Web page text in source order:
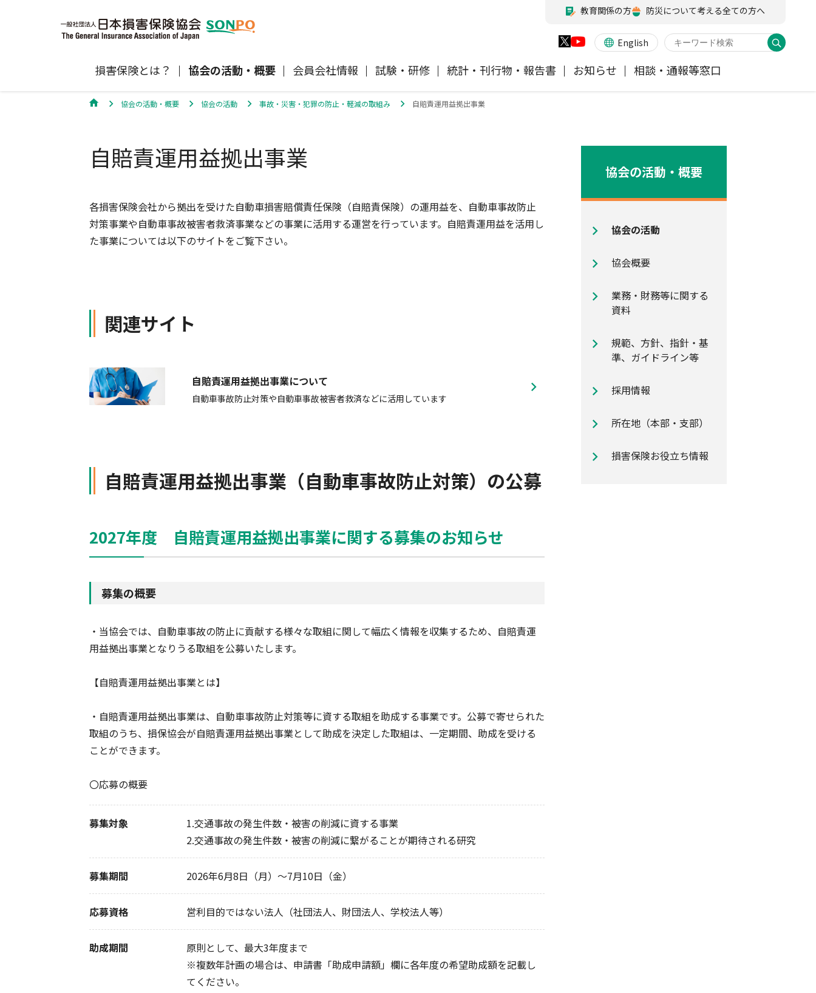
損害保険とは？ 協会の活動・概要 会員会社情報 試験・研修 統計・刊行物・報告書 お知らせ 相談・通報等窓口
English
地震保険
保険
自動車保険のご加入時に知ってお
きたいポイント
規範、方針、指針・基準、ガイドライ
ン等
損害保険お役立ち情報
保険金の支払状況（第三分野）
会員各社ニュースリリース
医療研修
損害保険代理店試験公式サイト
協会からのお知らせ
関するお知らせ 損害保険ご利用にあたっての注意点 信頼回復に向けた取り組み
通報等窓口
教育関係の方 防災について考える全ての方へ
協会の活動・概要 協会の活動 事故・災害・犯罪の防止・軽減の取組み 自賠責運用益拠出事業
自賠責運用益拠出事業
各損害保険会社から拠出を受けた自動車損害賠償責任保険（自賠責保険）の運用益を、自動車事故防止
対策事業や自動車事故被害者救済事業などの事業に活用する運営を行っています。自賠責運用益を活用し
た事業については以下のサイトをご覧下さい。
関連サイト
自賠責運用益拠出事業について
自動車事故防止対策や自動車事故被害者救済などに活用しています
自賠責運用益拠出事業（自動車事故防止対策）の公募
2027年度 自賠責運用益拠出事業に関する募集のお知らせ
募集の概要
・当協会では、自動車事故の防止に貢献する様々な取組に関して幅広く情報を収集するため、自賠責運
用益拠出事業となりうる取組を公募いたします。
【自賠責運用益拠出事業とは】
・自賠責運用益拠出事業は、自動車事故防止対策等に資する取組を助成する事業です。公募で寄せられた
取組のうち、損保協会が自賠責運用益拠出事業として助成を決定した取組は、一定期間、助成を受ける
ことができます。
〇応募の概要
募集対象
1.交通事故の発生件数・被害の削減に資する事業
2.交通事故の発生件数・被害の削減に繋がることが期待される研究
募集期間 2026年6月8日（月）～7月10日（金）
応募資格 営利目的ではない法人（社団法人、財団法人、学校法人等）
助成期間
原則として、最大3年度まで
※複数年計画の場合は、申請書「助成申請額」欄に各年度の希望助成額を記載し
てください。
協会の活動・概要
協会の活動
協会概要
業務・財務等に関する
資料
規範、方針、指針・基
準、ガイドライン等
採用情報
所在地（本部・支部）
損害保険お役立ち情報